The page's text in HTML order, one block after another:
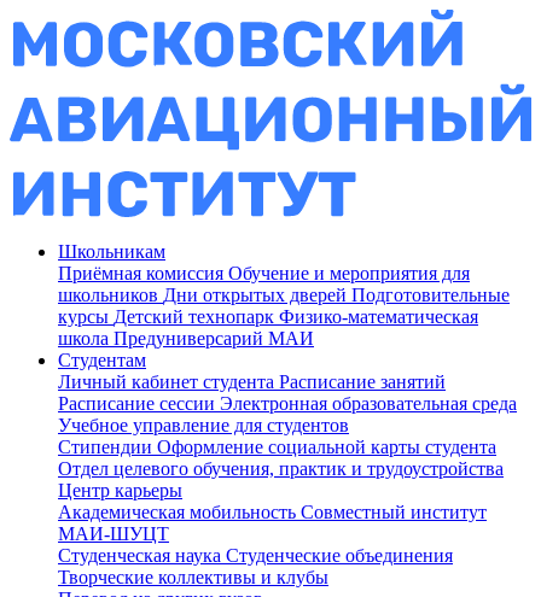
Школьникам
Приёмная комиссия Обучение и мероприятия для
школьников Дни открытых дверей Подготовительные
курсы Детский технопарк Физико-математическая
школа Предуниверсарий МАИ
Студентам
Личный кабинет студента Расписание занятий
Расписание сессии Электронная образовательная среда
Учебное управление для студентов
Стипендии Оформление социальной карты студента
Отдел целевого обучения, практик и трудоустройства
Центр карьеры
Академическая мобильность Совместный институт
МАИ-ШУЦТ
Студенческая наука Студенческие объединения
Творческие коллективы и клубы